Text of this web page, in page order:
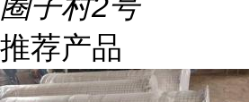
推荐产品